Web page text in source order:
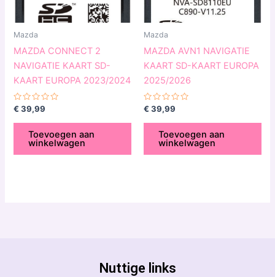
Mazda
MAZDA CONNECT 2
NAVIGATIE KAART SD-
KAART EUROPA 2023/2024
Gewaardeerd
uit
€ 39,99
Toevoegen aan
winkelwagen
Mazda
MAZDA AVN1 NAVIGATIE
KAART SD-KAART EUROPA
2025/2026
Gewaardeerd
uit
€ 39,99
Toevoegen aan
winkelwagen
Nuttige links